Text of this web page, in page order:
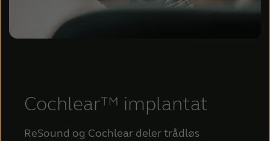
Cochlear™ implantat
ReSound og Cochlear deler trådløs